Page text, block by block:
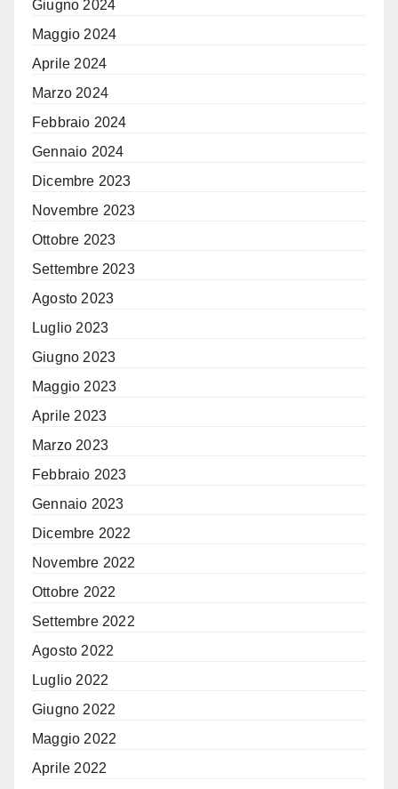
Giugno 2024
Maggio 2024
Aprile 2024
Marzo 2024
Febbraio 2024
Gennaio 2024
Dicembre 2023
Novembre 2023
Ottobre 2023
Settembre 2023
Agosto 2023
Luglio 2023
Giugno 2023
Maggio 2023
Aprile 2023
Marzo 2023
Febbraio 2023
Gennaio 2023
Dicembre 2022
Novembre 2022
Ottobre 2022
Settembre 2022
Agosto 2022
Luglio 2022
Giugno 2022
Maggio 2022
Aprile 2022